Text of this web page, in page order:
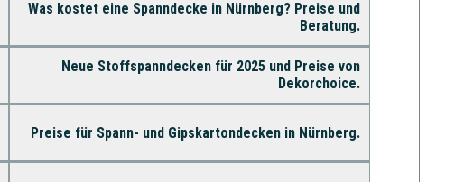
Was kostet eine Spanndecke in Nürnberg? Preise und
Beratung.
Neue Stoffspanndecken für 2025 und Preise von
Dekorchoice.
Preise für Spann- und Gipskartondecken in Nürnberg.